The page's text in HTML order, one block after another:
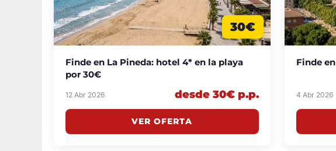
30€
Finde en La Pineda: hotel 4* en la playa
por 30€
12 Abr 2026 desde 30€ p.p.
VER OFERTA
Finde
4 Abr 2026